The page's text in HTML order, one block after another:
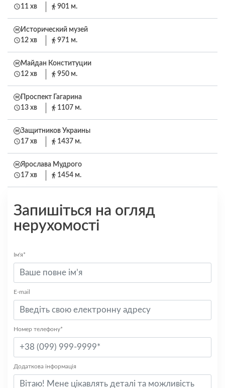
11 хв 901 м.
Исторический музей
12 хв
971 м.
Майдан Конституции
12 хв
950 м.
Проспект Гагарина
13 хв
1107 м.
Защитников Украины
17 хв
1437 м.
Ярослава Мудрого
17 хв
1454 м.
Запишіться на огляд
нерухомості
Ім'я*
E-mail
Номер телефону*
Додаткова інформація